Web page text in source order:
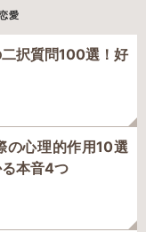
愛
択質問100選！好
の心理的作用10選
る本音4つ